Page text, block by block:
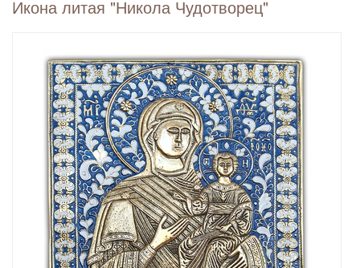
Икона литая "Никола Чудотворец"